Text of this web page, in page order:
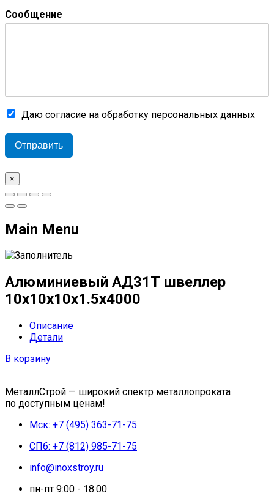
Сообщение
Даю согласие на обработку персональных данных
Отправить
×
Main Menu
Алюминиевый АД31Т швеллер
10х10х10х1.5х4000
Описание
Детали
В корзину
МеталлСтрой — широкий спектр металлопроката
по доступным ценам!
Мск: +7 (495) 363-71-75
СПб: +7 (812) 985-71-75
info@inoxstroy.ru
пн-пт 9:00 - 18:00